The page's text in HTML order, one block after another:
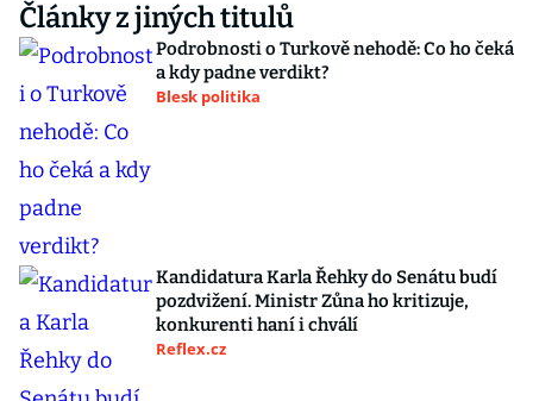
Články z jiných titulů
Podrobnosti o Turkově nehodě: Co ho čeká
a kdy padne verdikt?
Blesk politika
Kandidatura Karla Řehky do Senátu budí
pozdvižení. Ministr Zůna ho kritizuje,
konkurenti haní i chválí
Reflex.cz